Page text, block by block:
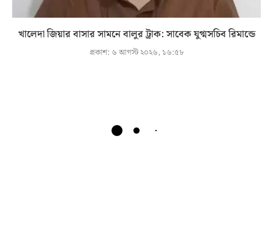
খালেদা জিয়ার বাসার সামনে বালুর ট্রাক: সাবেক যুগ্মসচিব রিমান্ডে
প্রকাশ: ৬ আগস্ট ২০২৬, ১৬:৫৮